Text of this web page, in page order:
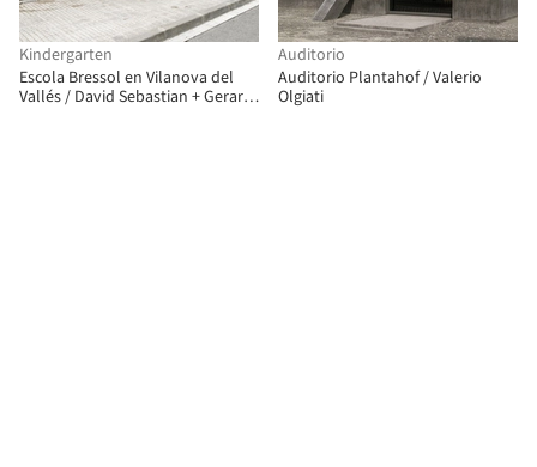
Kindergarten
Escola Bressol en Vilanova del
Vallés / David Sebastian + Gerard
Auditorio
Auditorio Plantahof / Valerio
Olgiati